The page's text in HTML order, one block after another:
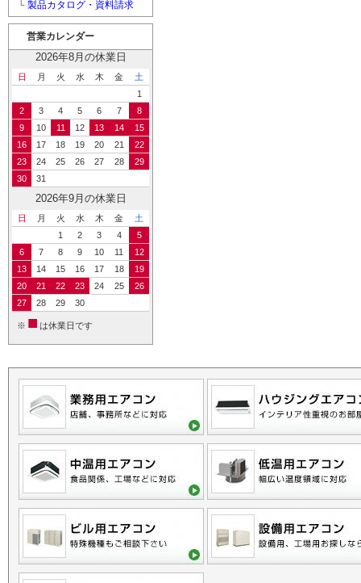
└ 製品カタログ・資料請求
営業カレンダー
2026年8月の休業日
日 月 火 水 木 金
土
1
2
3 4 5 6 7
8
9
10 11 12 13 14
15
16
17 18 19 20 21
22
23
24 25 26 27 28
29
30
31
2026年9月の休業日
日 月 火 水 木 金
土
1
2 3 4
5
6
7 8 9 10 11
12
13
14 15 16 17 18
19
20
21 22 23 24 25
26
27
28 29 30
※ ■ は休業日です